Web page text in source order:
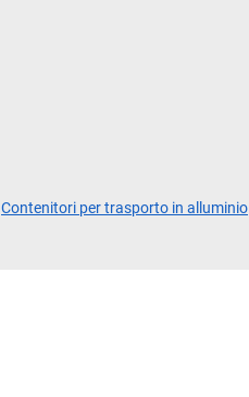
Contenitori per trasporto in alluminio